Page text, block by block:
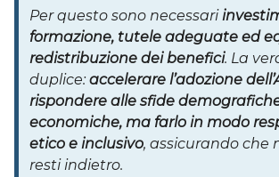
Per questo sono necessari
formazione, tutele adeguate ed
redistribuzione dei benefici. La
duplice: accelerare l’adozione
rispondere alle sfide
economiche, ma farlo in modo
etico e inclusivo, assicurando che
resti indietro.